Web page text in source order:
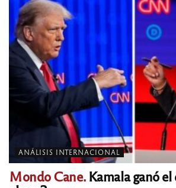
ANÁLISIS INTERNACIONAL
Mondo Cane.Kamala ganó el